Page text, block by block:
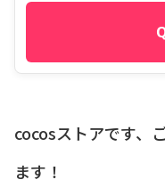
cocosストアです、
ます！